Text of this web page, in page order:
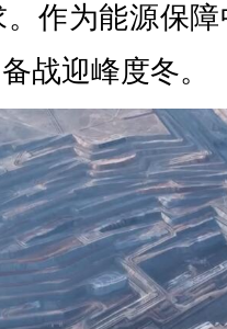
作为能源保
战迎峰度冬。